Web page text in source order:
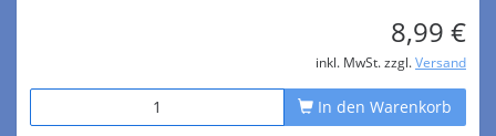
8,99 €
inkl. MwSt. zzgl. Versand
In den Warenkorb